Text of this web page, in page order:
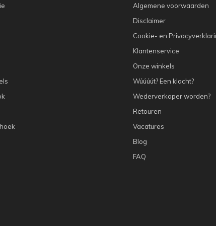
Algemene voorwaarden
Disclaimer
Cookie- en
Klantenservice
Onze winkels
Wúúúút? Een klacht?
Wederverkoper worden?
Retouren
Vacatures
Blog
FAQ